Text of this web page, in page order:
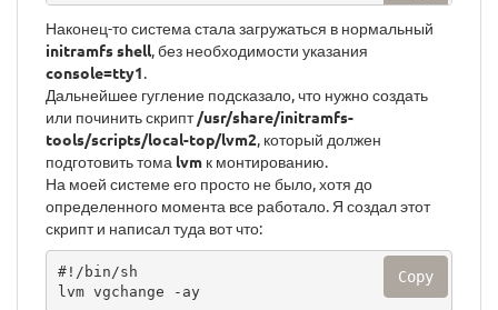
Наконец-то система стала загружаться в нормальный
initramfs shell, без необходимости указания
console=tty1.
Дальнейшее гугление подсказало, что нужно создать
или починить скрипт/usr/share/initramfs-
tools/scripts/local-top/lvm2, который должен
подготовить тома lvm к монтированию.
На моей системе его просто не было, хотя до
определенного момента все работало. Я создал этот
скрипт и написал туда вот что:
#!/bin/sh
lvm vgchange -ay
Copy